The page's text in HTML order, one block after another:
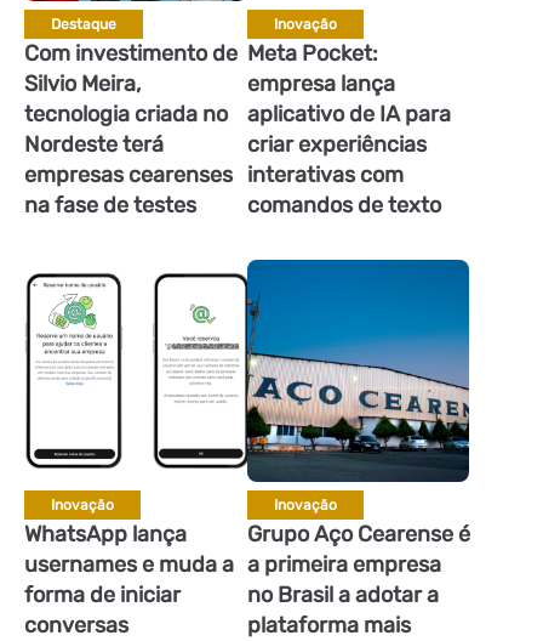
Destaque
Com investimento de
Silvio Meira,
tecnologia criada no
Nordeste terá
empresas cearenses
na fase de testes
Inovação
Meta Pocket:
empresa lança
aplicativo de IA para
criar experiências
interativas com
comandos de texto
Inovação
WhatsApp lança
usernames e muda a
forma de iniciar
conversas
Inovação
Grupo Aço Cearense é
a primeira empresa
no Brasil a adotar a
plataforma mais